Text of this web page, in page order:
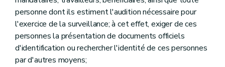
personne dont ils estiment l'audition nécessaire pour
l'exercice de la surveillance; à cet effet, exiger de ces
personnes la présentation de documents officiels
d'identification ou rechercher l'identité de ces personnes
par d'autres moyens;